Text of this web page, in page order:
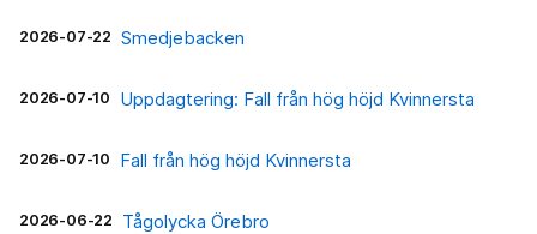
2026-07-22 Smedjebacken
2026-07-10 Uppdagtering: Fall från hög höjd Kvinnersta
2026-07-10 Fall från hög höjd Kvinnersta
2026-06-22 Tågolycka Örebro